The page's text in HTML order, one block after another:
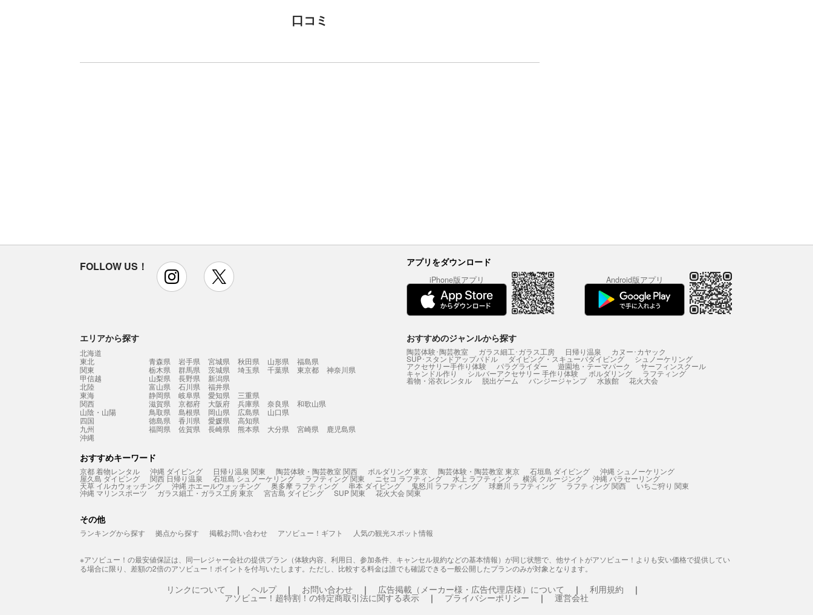
口コミ
FOLLOW US！ instagram アプリをダウンロード
iPhone版アプリ Android版アプリ
エリアから探す
北海道
東北
青森県 岩手県 宮城県 秋田県 山形県
福島県
関東
栃木県 群馬県 茨城県 埼玉県 千葉県 東京都
神奈川県
甲信越
山梨県 長野県
新潟県
北陸
富山県 石川県
福井県
東海
静岡県 岐阜県 愛知県
三重県
関西
滋賀県 京都府 大阪府 兵庫県 奈良県
和歌山県
山陰・山陽
鳥取県 島根県 岡山県 広島県
山口県
四国
徳島県 香川県 愛媛県
高知県
九州
福岡県 佐賀県 長崎県 熊本県 大分県 宮崎県
鹿児島県
沖縄
おすすめのジャンルから探す
陶芸体験･陶芸教室 ガラス細工･ガラス工房 日帰り温泉 カヌー･カヤック
SUP･スタンドアップパドル ダイビング・スキューバダイビング シュノーケリング
アクセサリー手作り体験 パラグライダー 遊園地・テーマパーク サーフィンスクール
キャンドル作り シルバーアクセサリー 手作り体験 ボルダリング ラフティング
着物・浴衣レンタル 脱出ゲーム バンジージャンプ 水族館 花火大会
おすすめキーワード
京都 着物レンタル 沖縄 ダイビング 日帰り温泉 関東 陶芸体験・陶芸教室 関西 ボルダリング 東京 陶芸体験・陶芸教室 東京 石垣島 ダイビング 沖縄 シュノーケリング
屋久島 ダイビング 関西 日帰り温泉 石垣島 シュノーケリング ラフティング 関東 ニセコ ラフティング 水上 ラフティング 横浜 クルージング 沖縄 パラセーリング
天草 イルカウォッチング 沖縄 ホエールウォッチング 奥多摩 ラフティング 串本 ダイビング 鬼怒川 ラフティング 球磨川 ラフティング ラフティング 関西 いちご狩り 関東
沖縄 マリンスポーツ ガラス細工・ガラス工房 東京 宮古島 ダイビング SUP 関東 花火大会 関東
その他
ランキングから探す 拠点から探す 掲載お問い合わせ アソビュー！ギフト 人気の観光スポット情報
※アソビュー！の最安値保証は、同一レジャー会社の提供プラン（体験内容、利用日、参加条件、キャンセル規約などの基本情報）が同じ状態で、他サイトがアソビュー！よりも安い価格で提供してい
る場合に限り、差額の2倍のアソビュー！ポイントを付与いたします。ただし、比較する料金は誰でも確認できる一般公開したプランのみが対象となります。
リンクについて ヘルプ お問い合わせ 広告掲載（メーカー様・広告代理店様）について 利用規約
アソビュー！超特割！の特定商取引法に関する表示 プライバシーポリシー 運営会社